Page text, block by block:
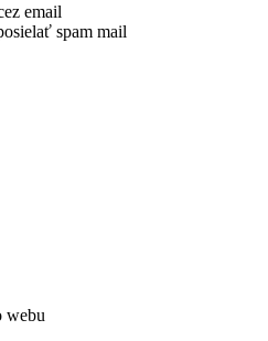
email
spam mail
webu